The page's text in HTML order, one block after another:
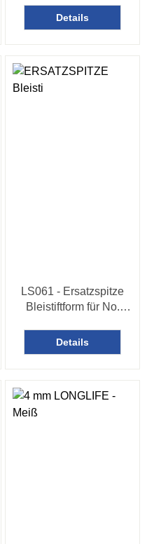
Details
LS061 - Ersatzspitze
Bleistiftform für No.
Details